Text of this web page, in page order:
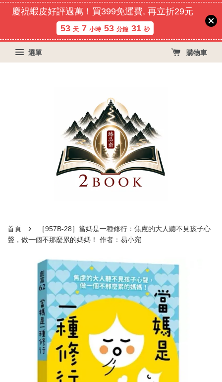
慶祝蝦皮好評過萬！買399免運費, 再立折29元
53 天 7 小時 53 分鐘 30 秒
選單 購物車
首頁 ›
［957B-28］當媽是一種修行：焦慮的大人聽不見孩子心
聲，做一個不那麼累的媽媽！ 作者：易小宛